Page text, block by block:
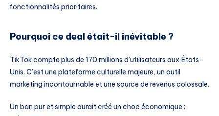
fonctionnalités prioritaires.
Pourquoi ce deal était-il inévitable ?
TikTok compte plus de 170 millions d’utilisateurs aux États-
Unis. C’est une plateforme culturelle majeure, un outil
marketing incontournable et une source de revenus colossale.
Un ban pur et simple aurait créé un choc économique :